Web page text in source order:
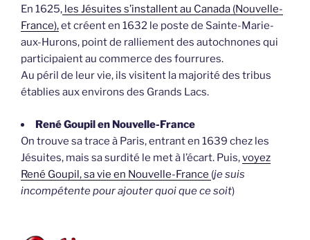
En 1625, les Jésuites s’installent au Canada (Nouvelle-
France),et créent en 1632 le poste de Sainte-Marie-
aux-Hurons, point de ralliement des autochnones qui
participaient au commerce des fourrures.
Au péril de leur vie, ils visitent la majorité des tribus
établies aux environs des Grands Lacs.
René Goupil en Nouvelle-France
On trouve sa trace à Paris, entrant en 1639 chez les
Jésuites, mais sa surdité le met à l’écart. Puis,voyez
René Goupil, sa vie en Nouvelle-France (je suis
incompétente pour ajouter quoi que ce soit)